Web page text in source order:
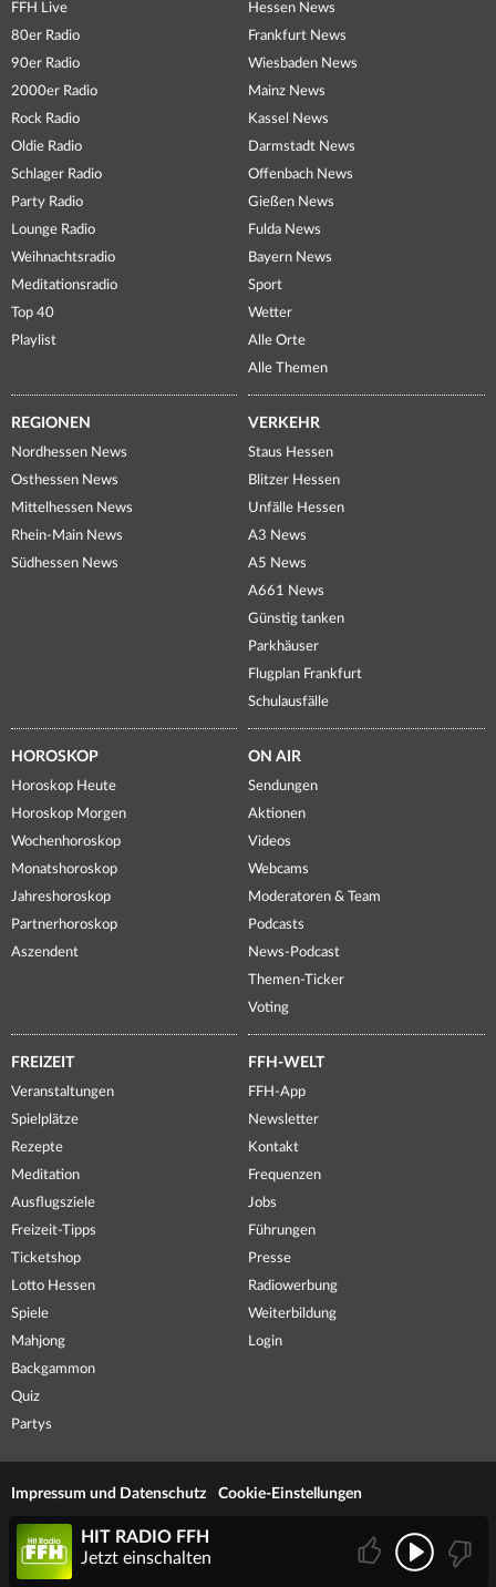
FFH Live
80er Radio
90er Radio
2000er Radio
Rock Radio
Oldie Radio
Schlager Radio
Party Radio
Lounge Radio
Weihnachtsradio
Meditationsradio
Top 40
Playlist
Hessen News
Frankfurt News
Wiesbaden News
Mainz News
Kassel News
Darmstadt News
Offenbach News
Gießen News
Fulda News
Bayern News
Sport
Wetter
Alle Orte
Alle Themen
REGIONEN
Nordhessen News
Osthessen News
Mittelhessen News
Rhein-Main News
Südhessen News
VERKEHR
Staus Hessen
Blitzer Hessen
Unfälle Hessen
A3 News
A5 News
A661 News
Günstig tanken
Parkhäuser
Flugplan Frankfurt
Schulausfälle
HOROSKOP
Horoskop Heute
Horoskop Morgen
Wochenhoroskop
Monatshoroskop
Jahreshoroskop
Partnerhoroskop
Aszendent
ON AIR
Sendungen
Aktionen
Videos
Webcams
Moderatoren & Team
Podcasts
News-Podcast
Themen-Ticker
Voting
FREIZEIT
Veranstaltungen
Spielplätze
Rezepte
Meditation
Ausflugsziele
Freizeit-Tipps
Ticketshop
Lotto Hessen
Spiele
Mahjong
Backgammon
Quiz
Partys
FFH-WELT
FFH-App
Newsletter
Kontakt
Frequenzen
Jobs
Führungen
Presse
Radiowerbung
Weiterbildung
Login
Impressum und Datenschutz Cookie-Einstellungen
HIT RADIO FFH
Jetzt einschalten